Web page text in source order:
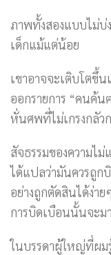
ภาพทั้งสองแบบไม่บ่
เด็กแม้แต่น้อย
เขาอาจจะเติบโตขึ้
ออกรายการ “คนค้
หั่นศพที่ไม่เกรงกลัว
สัจธรรมของความไ
ได้แปลว่ามันควรถูก
อย่างถูกตัดสินได้ง่า
การบิดเบือนนั้นจะม
ในบรรดาผู้ใหญ่ที่ผม